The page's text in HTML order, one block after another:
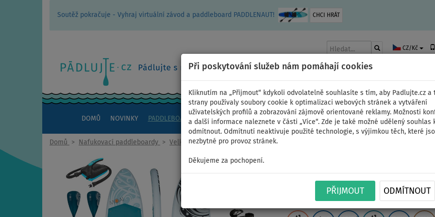
Soutěž pokračuje - Vyhraj virtuální závod a paddleboard PADDLENAUT! CHCI HRÁT
Při poskytování služeb nám pomáhají cookies
Kliknutím na „Přijmout“ kdykoli odvolatelně souhlasíte s tím, aby Padlujte.cz a
strany používaly soubory cookie k optimalizaci webových stránek a vytváření
uživatelských profilů a zobrazování zájmově orientované reklamy. Možnosti
a další informace naleznete v části „Více“. Zde je také možné udělený souhlas
odmítnout. Odmítnutí neaktivuje použité technologie, s výjimkou těch, které
nezbytné pro provoz stránek.
Děkujeme za pochopení.
PŘIJMOUT ODMÍTNOUT
CZ/Kč
DOMŮ NOVINKY PADDLEBOARDY KAJAKY ČLUNY A MOTORY PÁDLA PLACHTY OBLEČENÍ
Domů > Nafukovací paddleboardy > Velké rodinné
Paddleboard MOAI
nafukovací